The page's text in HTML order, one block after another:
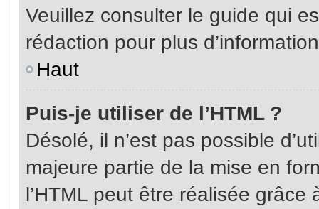
Veuillez consulter le guide qui
rédaction pour plus
Haut
Puis-je utiliser de l’HTML ?
Désolé, il n’est pas possible
majeure partie de la mise en
l’HTML peut être réalisée grâce